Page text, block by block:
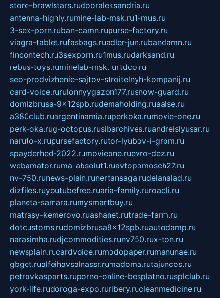
store-brawlstars.rudooraleksandria.ru
antenna-highly.rumine-lab-msk.ru1-mus.ru
3-sex-porn.ruban-damn.rupurse-factory.ru
viagra-tablet.rufasbags.ruadler-jun.rubandamn.ru
fincontech.ru3sexporn.ru1mus.rudarksand.ru
rebus-toys.ruminelab-msk.rurtdco.ru
seo-prodvizhenie-sajtov-stroitelnyh-kompanij.ru
card-voice.rurulonnyygazon177.rusnow-guard.ru
domizbrusa-9x12spb.rudemaholding.ruaalse.ru
a380club.ruargentinamia.ruperkoka.rumovie-one.ru
perk-oka.rug-octopus.rusibarchives.ruandreislyusar.ru
naruto-x.rupursefactory.rutor-lyubov-i-grom.ru
spayderhed-2022.rumovieone.ruevro-dez.ru
webamator.ruma-absolut1.ruavtopomosch27.ru
nv-750.runews-plain.runertansaga.rudelanalad.ru
dizfiles.ruyoutubefree.ruaria-family.ruroadli.ru
planeta-samara.rumysmartbuy.ru
matrasy-kemerovo.ruashanet.rutrade-farm.ru
dotcustoms.rudomizbrusa9x12spb.ruautodamp.ru
narasimha.rudjcommodities.runv750.rux-ton.ru
newsplain.rucardvoice.rumodopaper.rumanunae.ru
gbget.rualfeihavsalnassr.rumadoma.rutajuncos.ru
petrovkasports.ruporno-online-besplatno.rusplclub.ru
york-life.rudoroga-expo.ruribery.rucleanmedicine.ru